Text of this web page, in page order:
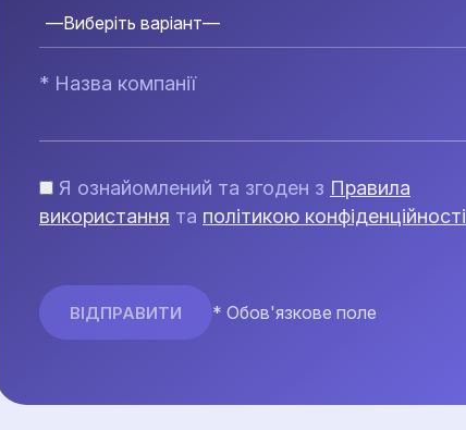
* Назва компанії
Я ознайомлений та згоден з Правила
використання та політикою конфіденційності
* Обов'язкове поле